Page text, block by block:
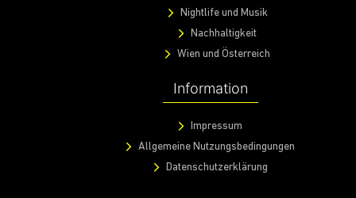
Nightlife und Musik
Nachhaltigkeit
Wien und Österreich
Information
Impressum
Allgemeine Nutzungsbedingungen
Datenschutzerklärung